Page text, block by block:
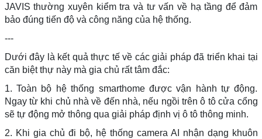
JAVIS thường xuyên kiểm tra và tư vấn về hạ tầng để đảm
bảo đúng tiến độ và công năng của hệ thống.
---
Dưới đây là kết quả thực tế về các giải pháp đã triển khai tại
căn biệt thự này mà gia chủ rất tâm đắc:
1. Toàn bộ hệ thống smarthome được vận hành tự động.
Ngay từ khi chủ nhà về đến nhà, nếu ngồi trên ô tô cửa cổng
sẽ tự động mở thông qua giải pháp định vị ô tô thông minh.
2. Khi gia chủ đi bộ, hệ thống camera AI nhận dạng khuôn